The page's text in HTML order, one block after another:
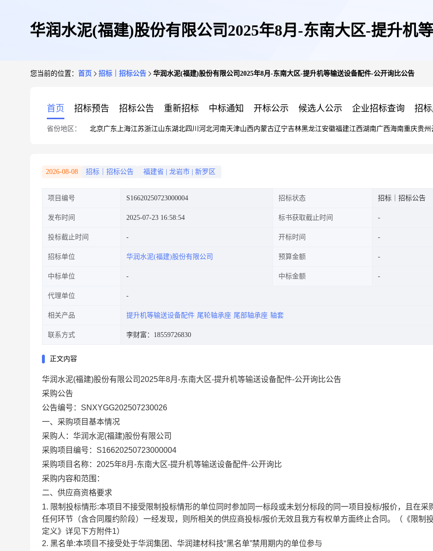
华润水泥(福建)股份有限公司2025年8月-东南大区-提升机
您当前的位置： 首页 招标｜招标公告 华润水泥(福建)股份有限公司2025年8月-东南大区-提升机等输送设备配件-公开询比公告
首页 招标预告 招标公告 重新招标 中标通知 开标公示 候选人公示 企业招标查询 招
省份地区： 北京广东 上海江苏浙江山东湖北四川 河北河南天津山西内蒙古辽宁吉林黑龙江安徽福建江西湖南广西海南重庆贵州
2026-08-08 招标｜招标公告 福建省 龙岩市 新罗区
项目编号 S16620250723000004 招标状态 招标｜招标公告
发布时间 2025-07-23 16:58:54 标书获取截止时间
投标截止时间 开标时间
招标单位 华润水泥(福建)股份有限公司 预算金额
中标单位 中标金额
代理单位
相关产品 提升机等输送设备配件 尾轮轴承座 尾部轴承座 轴套
联系方式 李财富：18559726830
正文内容
华润水泥(福建)股份有限公司2025年8月-东南大区-提升机等输送设备配件-公开询比公告
采购公告
公告编号： SNXYGG202507230026
一、采购项目基本情况
采购人：华润水泥(福建)股份有限公司
采购项目编号：S16620250723000004
采购项目名称：2025年8月-东南大区-提升机等输送设备配件-公开询比
采购内容和范围：
二、供应商资格要求
1. 限制投标情形:本项目不接受限制投标情形的单位同时参加同一标段或未划分标段的同一项目投标/报价，且在采
任何环节（含合同履约阶段）一经发现，则所相关的供应商投标/报价无效且我方有权单方面终止合同。（《限制
定义》详见下方附件1）
2. 黑名单:本项目不接受处于华润集团、华润建材科技“黑名单”禁用期内的单位参与